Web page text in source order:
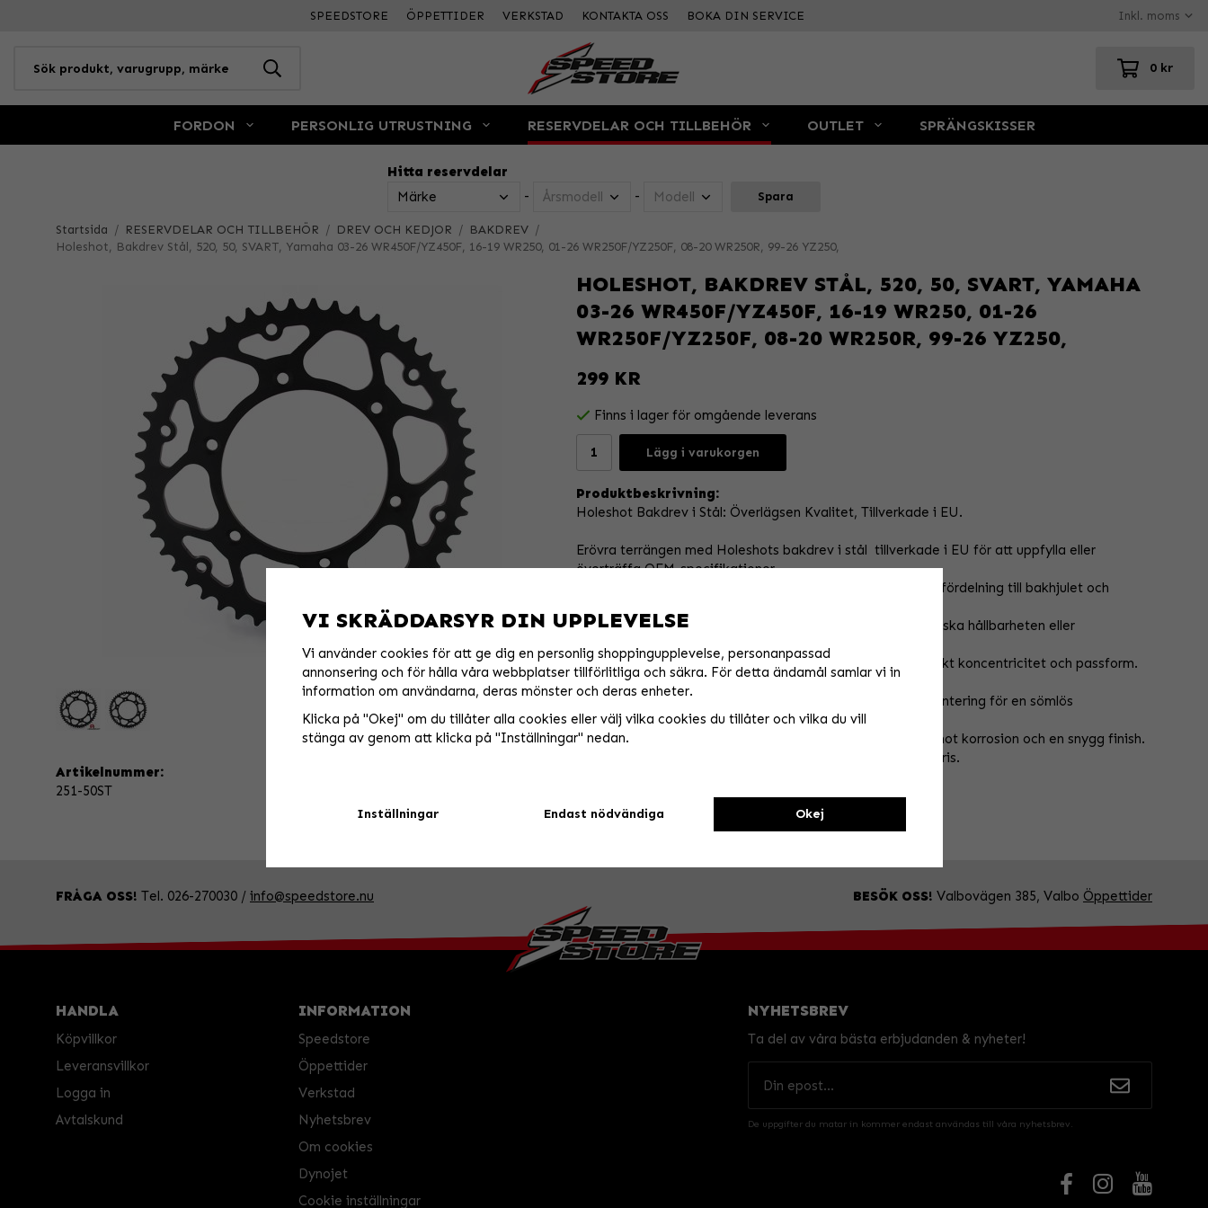
SPEEDSTORE ÖPPETTIDER VERKSTAD KONTAKTA OSS BOKA DIN SERVICE
0 kr
FORDON PERSONLIG UTRUSTNING RESERVDELAR OCH TILLBEHÖR OUTLET SPRÄNGSKISSER
Hitta reservdelar
-
- Spara
Startsida / RESERVDELAR OCH TILLBEHÖR / DREV OCH KEDJOR / BAKDREV /
Holeshot, Bakdrev Stål, 520, 50, SVART, Yamaha 03-26 WR450F/YZ450F, 16-19 WR250, 01-26 WR250F/YZ250F, 08-20 WR250R, 99-26 YZ250,
HOLESHOT, BAKDREV STÅL, 520, 50, SVART, YAMAHA
03-26 WR450F/YZ450F, 16-19 WR250, 01-26
WR250F/YZ250F, 08-20 WR250R, 99-26 YZ250,
299 KR
Finns i lager för omgående leverans
Lägg i varukorgen
Produktbeskrivning:
Holeshot Bakdrev i Stål: Överlägsen Kvalitet, Tillverkade i EU.
Erövra terrängen med Holeshots bakdrev i stål  tillverkade i EU för att uppfylla eller
överträffa OEM-specifikationer.
Tandprofilen minskar kedjeslag vilket ger en jämnare kraftfördelning till bakhjulet och
Dreven är laserskurna i med en lättviktsdesign utan att minska hållbarheten eller
vridstyvheten.
De är också skurna med otroligt snäva toleranser för perfekt koncentricitet och passform.
Kraftfullt rostfritt stål ger pålitlig prestanda, med enkel montering för en sömlös
uppgradering.
Med en svart lackerad yta ger dessa drev utmärkt skydd mot korrosion och en snygg finish.
Holeshot är synonymt med hög kvalitet till överkommligt pris.
Artikelnummer:
251-50ST
FRÅGA OSS! Tel. 026-270030 / info@speedstore.nu BESÖK OSS! Valbovägen 385, Valbo Öppettider
HANDLA
Köpvillkor
Leveransvillkor
Logga in
Avtalskund
INFORMATION
Speedstore
Öppettider
Verkstad
Nyhetsbrev
Om cookies
Dynojet
Cookie inställningar
NYHETSBREV
Ta del av våra bästa erbjudanden & nyheter!
De uppgifter du matar in kommer endast användas till våra nyhetsbrev.
VI SKRÄDDARSYR DIN UPPLEVELSE
Vi använder cookies för att ge dig en personlig shoppingupplevelse, personanpassad
annonsering och för hålla våra webbplatser tillförlitliga och säkra. För detta ändamål samlar vi in
information om användarna, deras mönster och deras enheter.
Klicka på "Okej" om du tillåter alla cookies eller välj vilka cookies du tillåter och vilka du vill
stänga av genom att klicka på "Inställningar" nedan.
Inställningar Endast nödvändiga Okej